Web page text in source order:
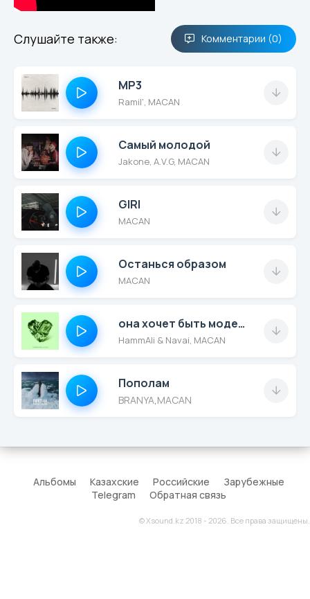
Слушайте также: Комментарии (0)
MP3
Ramil', MACAN
Самый молодой
Jakone, A.V.G, MACAN
GIRI
MACAN
Останься образом
MACAN
она хочет быть моделью
HammAli & Navai, MACAN
Пополам
BRANYA MACAN
Альбомы Казахские Российские
Зарубежные
Telegram
Обратная связь
© Xsound.kz 2018 - 2026. Все права защищены.